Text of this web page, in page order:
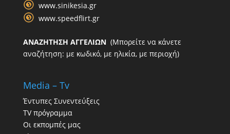
www.sinikesia.gr
www.speedflirt.gr
ΑΝΑΖΗΤΗΣΗ ΑΓΓΕΛΙΩΝ(Μπορείτε να κάνετε
αναζήτηση: με κωδικό, με ηλικία, με περιοχή)
Media – Tv
Έντυπες Συνεντεύξεις
TV πρόγραμμα
Οι εκπομπές μας